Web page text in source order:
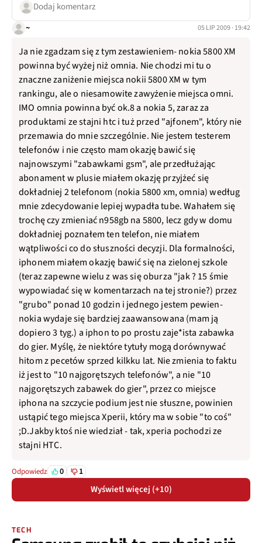
Dodaj komentarz
~ 05 LIP 2009 · 19:42
Ja nie zgadzam się z tym zestawieniem- nokia 5800 XM
powinna być wyżej niż omnia. Nie chodzi mi tu o
znaczne zaniżenie miejsca nokii 5800 XM w tym
rankingu, ale o niesamowite zawyżenie miejsca omni.
IMO omnia powinna być ok.8 a nokia 5, zaraz za
produktami ze stajni htc i tuż przed "ajfonem", który nie
przemawia do mnie szczególnie. Nie jestem testerem
telefonów i nie często mam okazję bawić się
najnowszymi "zabawkami gsm", ale przedłużając
abonament w plusie miałem okazję przyjżeć się
dokładniej 2 telefonom (nokia 5800 xm, omnia) według
mnie zdecydowanie lepiej wypadła tube. Wahałem się
trochę czy zmieniać n958gb na 5800, lecz gdy w domu
dokładniej poznałem ten telefon, nie miałem
wątpliwości co do słuszności decyzji. Dla formalności,
iphonem miałem okazję bawić się na zielonej szkole
(teraz zapewne wielu z was się oburza "jak ? 15 śmie
wypowiadać się w komentarzach na tej stronie?) przez
"grubo" ponad 10 godzin i jednego jestem pewien-
nokia wydaje się bardziej zaawansowana (mam ją
dopiero 3 tyg.) a iphon to po prostu zaje*ista zabawka
do gier. Myślę, że niektóre tytuły mogą dorównywać
hitom z pecetów sprzed kilkku lat. Nie zmienia to faktu
iż jest to "10 najgorętszych telefonów", a nie "10
najgorętszych zabawek do gier", przez co miejsce
iphona na szczycie podium jest nie słuszne, powinien
ustąpić tego miejsca Xperii, który ma w sobie "to coś"
;D.Jakby ktoś nie wiedział - tak, xperia pochodzi ze
stajni HTC.
Odpowiedz 0 1
Wyświetl więcej (+10)
TECH